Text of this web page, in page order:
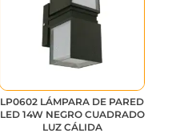
LP0602 LÁMPARA DE PARED
LED 14W NEGRO CUADRADO
LUZ CÁLIDA